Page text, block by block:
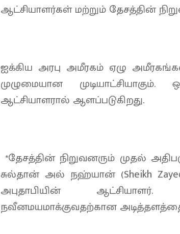
ஆட்சியாளர்கள் மற்றும் தேசத்தின்
ஐக்கிய அரபு அமீரகம் ஏழு
முழுமையான
ஆட்சியாளரால் ஆளப்படுகிறது.
*தேசத்தின் நிறுவனரும் முதல்
சுல்தான் அல் நஹ்யான் (Sheikh
அபுதாபியின்
நவீனமயமாக்குவதற்கான